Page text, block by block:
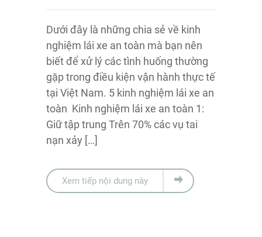
Dưới đây là những chia sẻ về kinh
nghiệm lái xe an toàn mà bạn nên
biết để xử lý các tình huống thường
gặp trong điều kiện vận hành thực tế
tại Việt Nam. 5 kinh nghiệm lái xe an
toàn Kinh nghiệm lái xe an toàn 1:
Giữ tập trung Trên 70% các vụ tai
nạn xảy […]
Xem tiếp nội dung này